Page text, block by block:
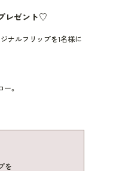
レゼント♡
ナルフリップを1名様に
ー。
を